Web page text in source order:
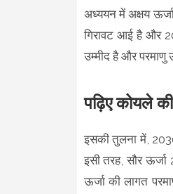
अध्ययन में अक्षय
गिरावट आई है और
उम्मीद है और परमाणु
पढ़िए कोयले
इसकी तुलना में,
इसी तरह, सौर
ऊर्जा की लागत